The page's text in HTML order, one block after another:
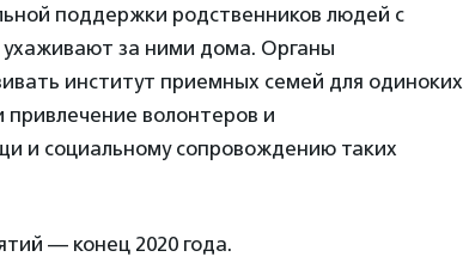
поддержки родственников людей с
ухаживают за ними дома. Органы
институт приемных семей для одиноких
волонтеров и
и социальному сопровождению таких
— конец 2020 года.